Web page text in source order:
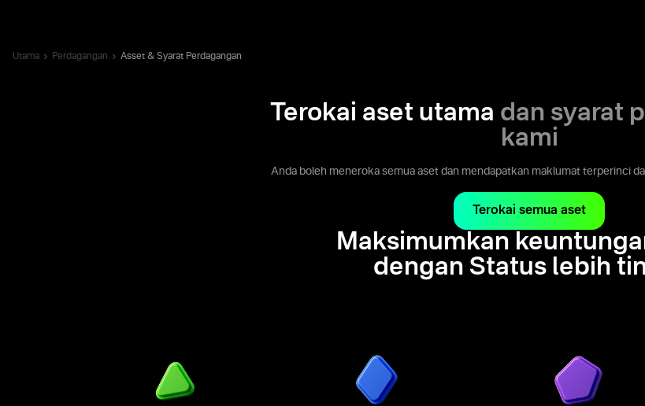
Utama Perdagangan Asset & Syarat Perdagangan
Terokai aset utama dan syarat
kami
Anda boleh meneroka semua aset dan mendapatkan maklumat terperinci
Terokai semua aset
Maksimumkan
dengan Status lebih